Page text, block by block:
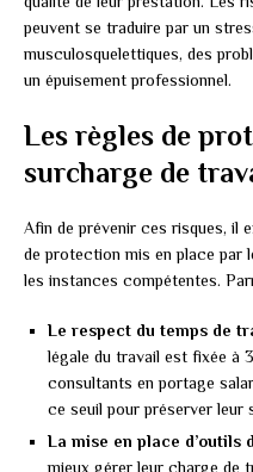
peuvent se traduire par un
musculosquelettiques, des
un épuisement professionnel.
Les règles de
surcharge de
Afin de prévenir ces risques, il
de protection mis en place par
les instances compétentes.
Le respect du temps de
légale du travail est fixée à
consultants en portage
ce seuil pour préserver leur
La mise en place d’outils
mieux gérer leur charge de